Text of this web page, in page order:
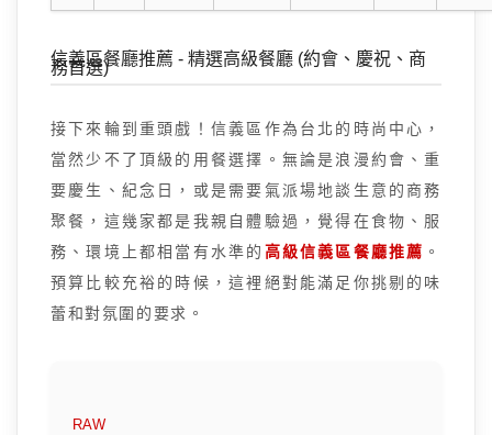
信義區餐廳推薦 - 精選高級餐廳 (約會、慶祝、商
務首選)
接下來輪到重頭戲！信義區作為台北的時尚中心，
當然少不了頂級的用餐選擇。無論是浪漫約會、重
要慶生、紀念日，或是需要氣派場地談生意的商務
聚餐，這幾家都是我親自體驗過，覺得在食物、服
務、環境上都相當有水準的 高級信義區餐廳推薦 。
預算比較充裕的時候，這裡絕對能滿足你挑剔的味
蕾和對氛圍的要求。
RAW